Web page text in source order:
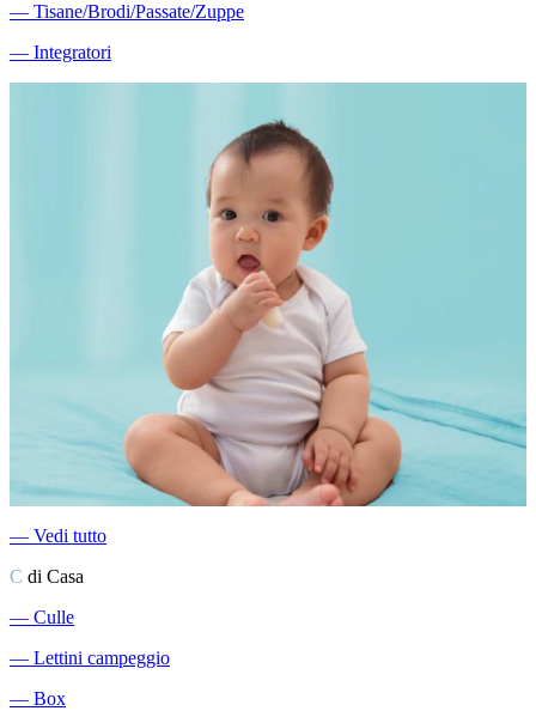
― Tisane/Brodi/Passate/Zuppe
― Integratori
― Vedi tutto
C di Casa
― Culle
― Lettini campeggio
― Box